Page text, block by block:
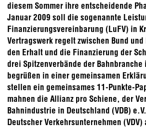
diesem Sommer ihre entscheidende
Januar 2009 soll die sogenannte
Finanzierungsvereinbarung (LuFV) in
Vertragswerk regelt zwischen Bund und
den Erhalt und die Finanzierung der
drei Spitzenverbände der Bahnbranche
begrüßen in einer gemeinsamen
stellen ein gemeinsames 11-Punkte-
mahnen die Allianz pro Schiene, der
Bahnindustrie in Deutschland (VDB)
Deutscher Verkehrsunternehmen